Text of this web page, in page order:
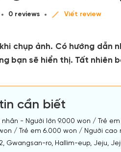
0 reviews Viết review
chụp ảnh. Có hướng
bạn sẽ hiển thị. Tất nhiên
cần biết
nhân - Người lớn 9.000 won / Trẻ
/ Trẻ em 6.000 won / Người
Gwangsan-ro, Hallim-eup, Jeju,